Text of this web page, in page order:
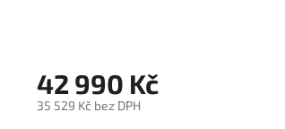
42 990 Kč
35 529 Kč bez DPH